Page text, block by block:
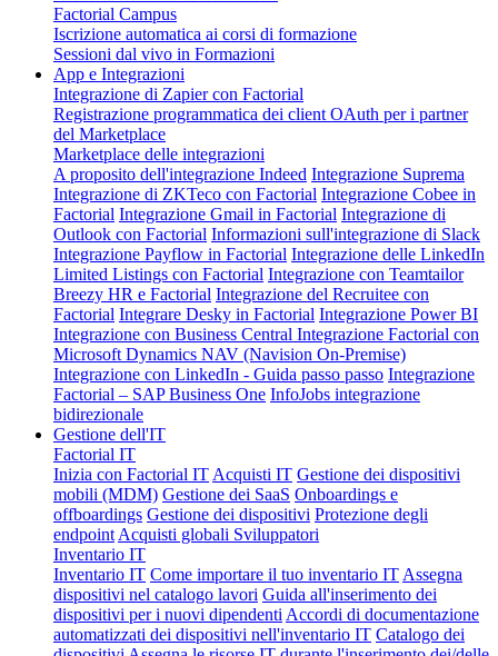
Factorial Campus
Iscrizione automatica ai corsi di formazione
Sessioni dal vivo in Formazioni
App e Integrazioni
Integrazione di Zapier con Factorial
Registrazione programmatica dei client OAuth per i partner
del Marketplace
Marketplace delle integrazioni
A proposito dell'integrazione Indeed Integrazione Suprema
Integrazione di ZKTeco con Factorial Integrazione Cobee in
Factorial Integrazione Gmail in Factorial Integrazione di
Outlook con Factorial Informazioni sull'integrazione di Slack
Integrazione Payflow in Factorial Integrazione delle LinkedIn
Limited Listings con Factorial Integrazione con Teamtailor
Breezy HR e Factorial Integrazione del Recruitee con
Factorial Integrare Desky in Factorial Integrazione Power BI
Integrazione con Business Central Integrazione Factorial con
Microsoft Dynamics NAV (Navision On-Premise)
Integrazione con LinkedIn - Guida passo passo Integrazione
Factorial – SAP Business One InfoJobs integrazione
bidirezionale
Gestione dell'IT
Factorial IT
Inizia con Factorial IT Acquisti IT Gestione dei dispositivi
mobili (MDM) Gestione dei SaaS Onboardings e
offboardings Gestione dei dispositivi Protezione degli
endpoint Acquisti globali Sviluppatori
Inventario IT
Inventario IT Come importare il tuo inventario IT Assegna
dispositivi nel catalogo lavori Guida all'inserimento dei
dispositivi per i nuovi dipendenti Accordi di documentazione
automatizzati dei dispositivi nell'inventario IT Catalogo dei